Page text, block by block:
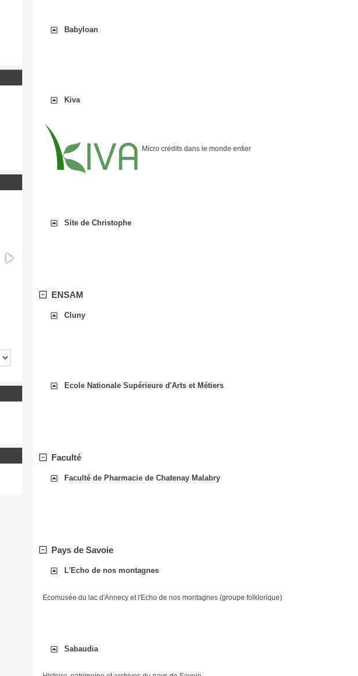
Babyloan
Kiva
Micro crédits dans le monde entier
Site de Christophe
ENSAM
Cluny
Ecole Nationale Supérieure d'Arts et Métiers
Faculté
Faculté de Pharmacie de Chatenay Malabry
Pays de Savoie
L'Echo de nos montagnes
Ecomusée du lac d'Annecy et l'Echo de nos montagnes (groupe folklorique)
Sabaudia